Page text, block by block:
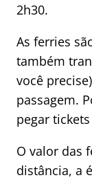
2h30.
As ferries
também
você
passagem.
pegar
O valor das
distância, a